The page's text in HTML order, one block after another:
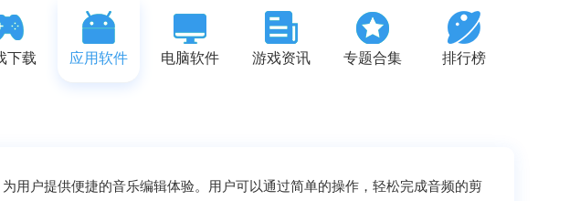
下载 应用软件 电脑软件 游戏资讯 专题合集 排行榜
用户提供便捷的音乐编辑体验。用户可以通过简单的操作，轻松完成音频的剪